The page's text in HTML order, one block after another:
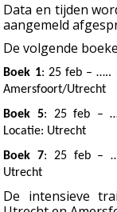
Data en tijden
aangemeld
De volgende
Boek 1: 25 feb – …..
Amersfoort/Utrecht
Boek 5: 25 feb –
Locatie: Utrecht
Boek 7: 25 feb –
Utrecht
De intensieve